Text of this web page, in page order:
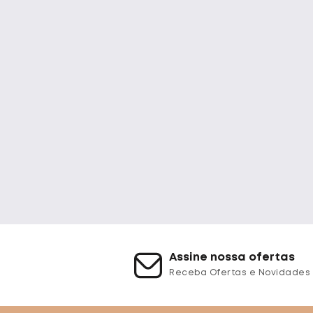
Assine nossa ofertas
Receba Ofertas e Novidades